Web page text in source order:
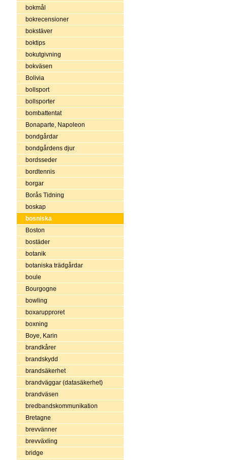
bokmål
bokrecensioner
bokstäver
boktips
bokutgivning
bokväsen
Bolivia
bollsport
bollsporter
bombattentat
Bonaparte, Napoleon
bondgårdar
bondgårdens djur
bordsseder
bordtennis
borgar
Borås Tidning
boskap
bosniska
Boston
bostäder
botanik
botaniska trädgårdar
boule
Bourgogne
bowling
boxarupproret
boxning
Boye, Karin
brandkårer
brandskydd
brandsäkerhet
brandväggar (datasäkerhet)
brandväsen
bredbandskommunikation
Bretagne
brevvänner
brevväxling
bridge